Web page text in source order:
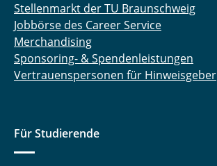
Stellenmarkt der TU Braunschweig
Jobbörse des Career Service
Merchandising
Sponsoring- & Spendenleistungen
Vertrauenspersonen für Hinweisgeber
Für Studierende